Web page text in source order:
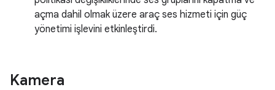
açma dahil olmak üzere araç ses hizmeti için güç
yönetimi işlevini etkinleştirdi.
Kamera